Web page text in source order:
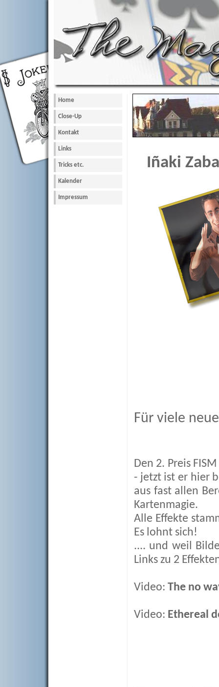
Home
Close-Up
Kontakt
Links
Tricks etc.
Kalender
Impressum
Iñaki
Für viele
Den 2. Preis
- jetzt ist er hier
aus fast allen
Kartenmagie.
Alle Effekte
Es lohnt sich!
.... und weil
Links zu 2
Video: The no
Video: Ethereal